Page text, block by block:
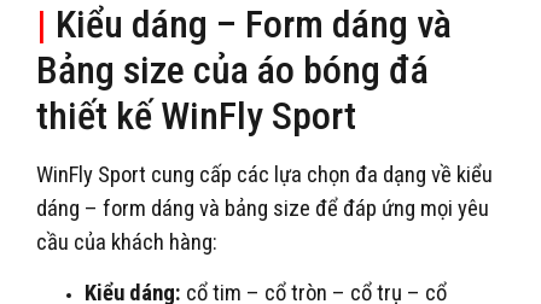
| Kiểu dáng – Form dáng và
Bảng size của áo bóng đá
thiết kế WinFly Sport
WinFly Sport cung cấp các lựa chọn đa dạng về kiểu
dáng – form dáng và bảng size để đáp ứng mọi yêu
cầu của khách hàng:
Kiểu dáng: cổ tim – cổ tròn – cổ trụ – cổ